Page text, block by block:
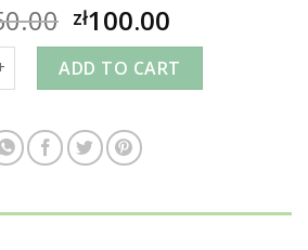
zł100.00
high allegro quantity
ADD TO CART